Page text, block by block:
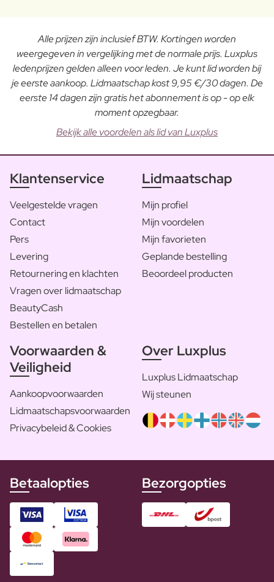
Alle prijzen zijn inclusief BTW. Kortingen worden
weergegeven in vergelijking met de normale prijs. Luxplus
ledenprijzen gelden alleen voor leden. Je kunt lid worden bij
je eerste aankoop. Lidmaatschap kost 9,95 €/30 dagen. De
eerste 14 dagen zijn gratis het abonnement is op - op elk
moment opzegbaar.
Bekijk alle voordelen als lid van Luxplus
Klantenservice
Veelgestelde vragen
Contact
Pers
Levering
Retournering en klachten
Vragen over lidmaatschap
BeautyCash
Bestellen en betalen
Lidmaatschap
Mijn profiel
Mijn voordelen
Mijn favorieten
Geplande bestelling
Beoordeel producten
Voorwaarden &
Veiligheid
Aankoopvoorwaarden
Lidmaatschapsvoorwaarden
Privacybeleid & Cookies
Over Luxplus
Luxplus Lidmaatschap
Wij steunen
Betaalopties Bezorgopties